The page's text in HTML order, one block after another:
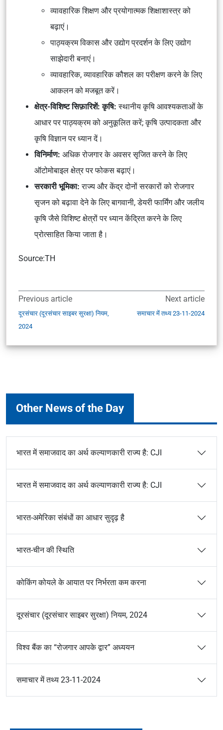
व्यावहारिक शिक्षण और प्रयोगात्मक शिक्षाशास्त्र को
बढ़ाएं।
पाठ्यक्रम विकास और उद्योग प्रदर्शन के लिए उद्योग
साझेदारी बनाएं।
व्यावहारिक, व्यावहारिक कौशल का परीक्षण करने के लिए
आकलन को मजबूत करें।
क्षेत्र-विशिष्ट सिफ़ारिशें: कृषि:स्थानीय कृषि आवश्यकताओं के
आधार पर पाठ्यक्रम को अनुकूलित करें; कृषि उत्पादकता और
कृषि विज्ञान पर ध्यान दें।
विनिर्माण: अधिक रोजगार के अवसर सृजित करने के लिए
ऑटोमोबाइल क्षेत्र पर फोकस बढ़ाएं।
सरकारी भूमिका:राज्य और केंद्र दोनों सरकारों को रोजगार
सृजन को बढ़ावा देने के लिए बागवानी, डेयरी फार्मिंग और जलीय
कृषि जैसे विशिष्ट क्षेत्रों पर ध्यान केंद्रित करने के लिए
प्रोत्साहित किया जाता है।
Source:TH
Previous article
दूरसंचार (दूरसंचार साइबर सुरक्षा) नियम,
2024
Next article
समाचार में तथ्य 23-11-2024
Other News of the Day
भारत में समाजवाद का अर्थ कल्याणकारी राज्य है: CJI
भारत में समाजवाद का अर्थ कल्याणकारी राज्य है: CJI
भारत-अमेरिका संबंधों का आधार सुदृढ़ है
भारत-चीन की स्थिति
कोकिंग कोयले के आयात पर निर्भरता कम करना
दूरसंचार (दूरसंचार साइबर सुरक्षा) नियम, 2024
विश्व बैंक का “रोजगार आपके द्वार” अध्ययन
समाचार में तथ्य 23-11-2024